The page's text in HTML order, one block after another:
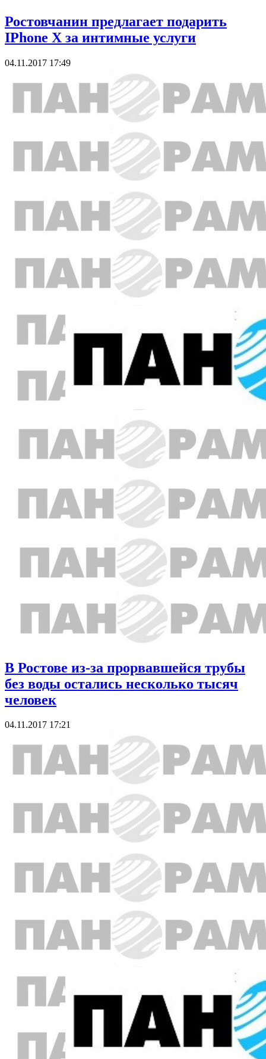
Ростовчанин предлагает подарить
IPhone X за интимные услуги
04.11.2017 17:49
В Ростове из-за прорвавшейся трубы
без воды остались несколько тысяч
человек
04.11.2017 17:21